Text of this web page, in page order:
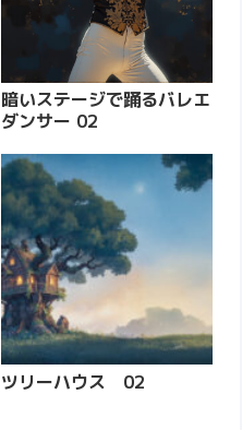
暗いステージで踊るバレエ
ダンサー 02
ツリーハウス 02